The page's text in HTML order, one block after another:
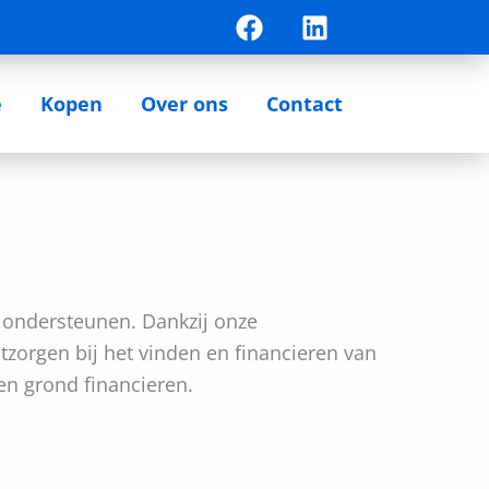
F
a
c
o
L
i
n
k
e
d
Kopen Over ons Contact
Dankzij onze
bij het vinden en financieren van
grond financieren.